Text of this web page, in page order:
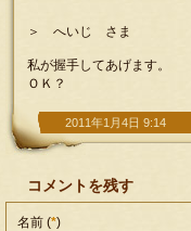
＞ へいじ さま
私が握手してあげます。
ＯＫ？
2011年1月4日 9:14
コメントを残す
名前 (*)